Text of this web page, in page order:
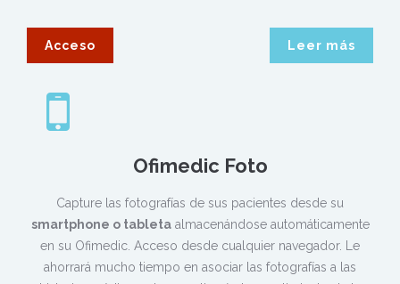
Acceso Leer más
Ofimedic Foto
Capture las fotografías de sus pacientes desde su
smartphone o tabletaalmacenándose automáticamente
en su Ofimedic. Acceso desde cualquier navegador. Le
ahorrará mucho tiempo en asociar las fotografías a las